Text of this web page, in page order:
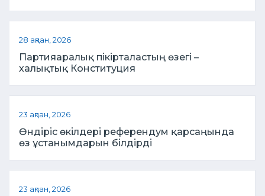
28 ақпан, 2026
Партияаралық пікірталастың өзегі –
халықтық Конституция
23 ақпан, 2026
Өндіріс өкілдері референдум қарсаңында
өз ұстанымдарын білдірді
23 ақпан, 2026